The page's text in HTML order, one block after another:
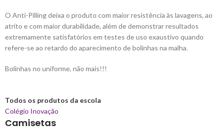
O Anti-Pilling deixa o produto com maior resistência às lavagens, ao
atrito e com maior durabilidade, além de demonstrar resultados
extremamente satisfatórios em testes de uso exaustivo quando
refere-se ao retardo do aparecimento de bolinhas na malha.
Bolinhas no uniforme, não mais!!!
Todos os produtos da escola
Colégio Inovação
Camisetas